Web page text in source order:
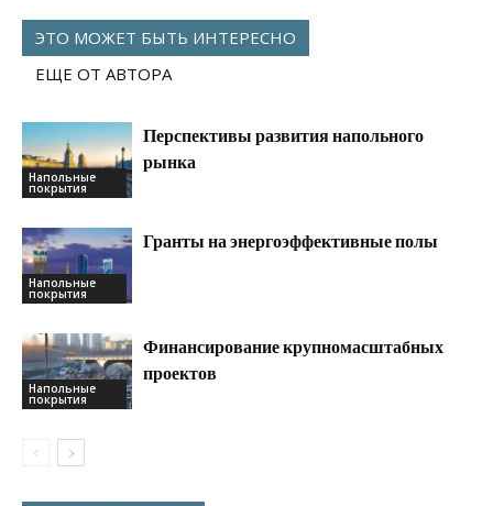
ЭТО МОЖЕТ БЫТЬ ИНТЕРЕСНО
ЕЩЕ ОТ АВТОРА
Напольные
покрытия
Перспективы развития напольного
рынка
Напольные
покрытия
Гранты на энергоэффективные полы
Напольные
покрытия
Финансирование крупномасштабных
проектов